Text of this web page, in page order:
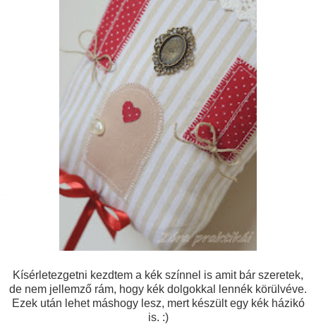
Kísérletezgetni kezdtem a kék színnel is amit bár szeretek,
de nem jellemző rám, hogy kék dolgokkal lennék körülvéve.
Ezek után lehet máshogy lesz, mert készült egy kék házikó
is. :)